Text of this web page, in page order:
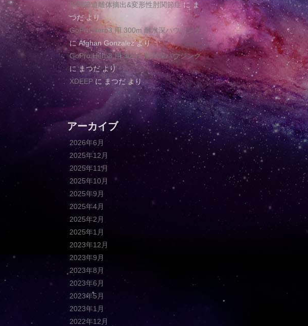
肘関節遊離体摘出&変形性肘関節症 に ま
つだより
GoPro Hero3 用 300m 耐水深ハウジング
にAfghan Gonzalezより
GoPro Hero3 用 300m 耐水深ハウジング
にまつだより
XDEEP に まつだ より
アーカイブ
2026年6月
2025年12月
2025年11月
2025年10月
2025年9月
2025年4月
2025年2月
2025年1月
2023年12月
2023年9月
2023年8月
2023年6月
2023年5月
2023年1月
2022年12月